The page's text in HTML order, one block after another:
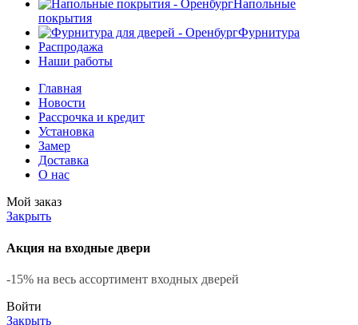
Напольные
покрытия
Фурнитура
Распродажа
Наши работы
Главная
Новости
Рассрочка и кредит
Установка
Замер
Доставка
О нас
Мой заказ
Закрыть
Акция на входные двери
-15% на весь ассортимент входных дверей
Войти
Закрыть